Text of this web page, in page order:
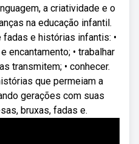
a criatividade e o
na educação infantil.
e histórias infantis: •
encantamento; • trabalhar
transmitem; • conhecer.
que permeiam a
gerações com suas
bruxas, fadas e.